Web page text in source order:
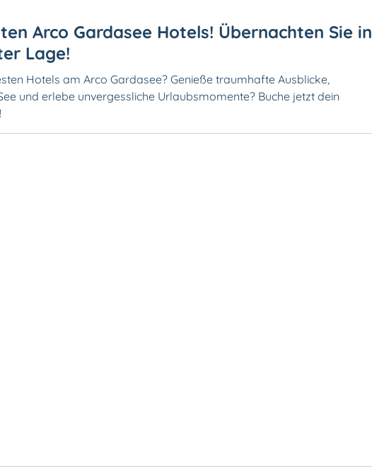
Arco Gardasee Hotels! Übernachten Sie in
Lage!
Hotels am Arco Gardasee? Genieße traumhafte Ausblicke,
und erlebe unvergessliche Urlaubsmomente? Buche jetzt dein